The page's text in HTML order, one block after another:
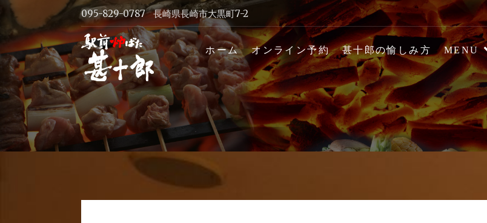
Skip
content
095-829-0787 長崎県長崎市大黒町7-2
長崎駅前の炉端焼き居酒屋【
ホームページ
ホーム オンライン予約 甚十郎の愉しみ方 MENU